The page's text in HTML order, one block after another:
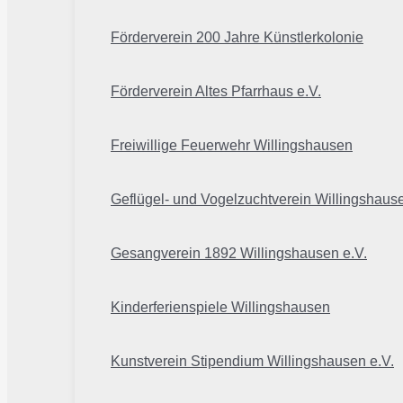
Förderverein 200 Jahre Künstlerkolonie
Förderverein Altes Pfarrhaus e.V.
Freiwillige Feuerwehr Willingshausen
Geflügel- und Vogelzuchtverein
Gesangverein 1892 Willingshausen e.V.
Kinderferienspiele Willingshausen
Kunstverein Stipendium Willingshausen e.V.